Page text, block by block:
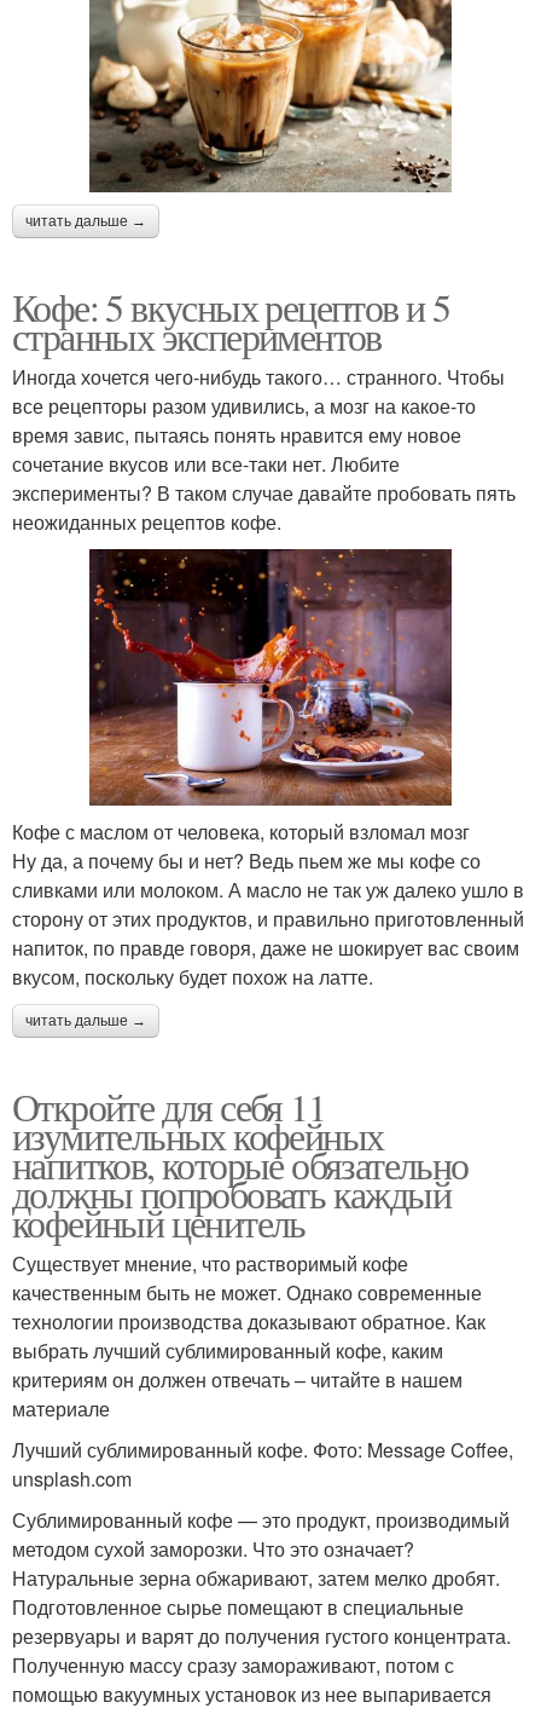
читать дальше →
Кофе: 5 вкусных рецептов и 5
странных экспериментов
Иногда хочется чего-нибудь такого… странного. Чтобы
все рецепторы разом удивились, а мозг на какое-то
время завис, пытаясь понять нравится ему новое
сочетание вкусов или все-таки нет. Любите
эксперименты? В таком случае давайте пробовать пять
неожиданных рецептов кофе.
Кофе с маслом от человека, который взломал мозг
Ну да, а почему бы и нет? Ведь пьем же мы кофе со
сливками или молоком. А масло не так уж далеко ушло в
сторону от этих продуктов, и правильно приготовленный
напиток, по правде говоря, даже не шокирует вас своим
вкусом, поскольку будет похож на латте.
читать дальше →
Откройте для себя 11
изумительных кофейных
напитков, которые обязательно
должны попробовать каждый
кофейный ценитель
Существует мнение, что растворимый кофе
качественным быть не может. Однако современные
технологии производства доказывают обратное. Как
выбрать лучший сублимированный кофе, каким
критериям он должен отвечать – читайте в нашем
материале
Лучший сублимированный кофе. Фото: Message Coffee,
unsplash.com
Сублимированный кофе — это продукт, производимый
методом сухой заморозки. Что это означает?
Натуральные зерна обжаривают, затем мелко дробят.
Подготовленное сырье помещают в специальные
резервуары и варят до получения густого концентрата.
Полученную массу сразу замораживают, потом с
помощью вакуумных установок из нее выпаривается